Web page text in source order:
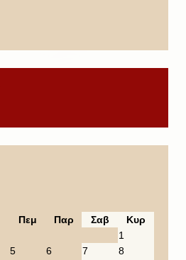
Πεμ Παρ Σαβ
Κυρ
1
5 6 7
8